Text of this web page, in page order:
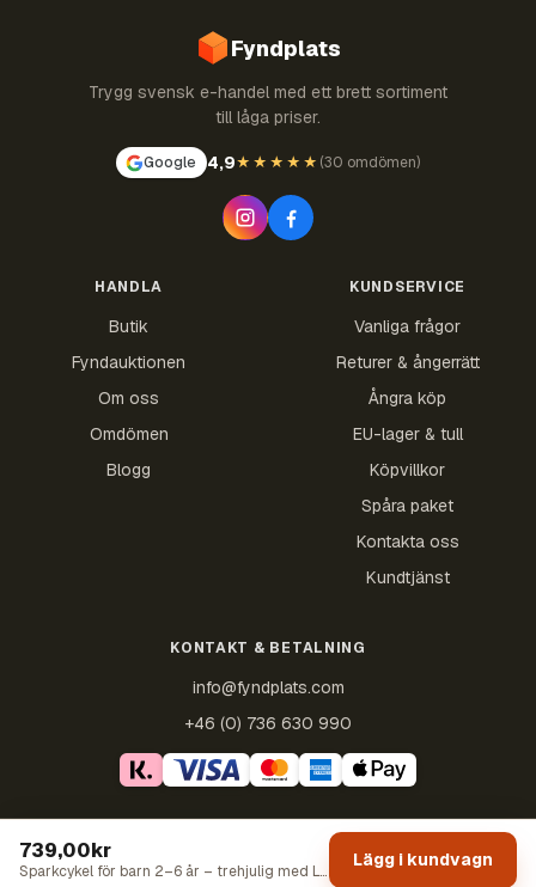
739,00kr
Sparkcykel för barn 2–6 år – trehjulig med LED-hjul, justerbar och hopfällbar
Lägg i kundvagn
Fyndplats
Trygg svensk e-handel med ett brett sortiment
till låga priser.
Google 4,9★★★★★ (30 omdömen)
HANDLA
Butik
Fyndauktionen
Om oss
Omdömen
Blogg
KUNDSERVICE
Vanliga frågor
Returer & ångerrätt
Ångra köp
EU-lager & tull
Köpvillkor
Spåra paket
Kontakta oss
Kundtjänst
KONTAKT & BETALNING
info@fyndplats.com
+46 (0) 736 630 990
©2021–2026 Fyndplats · Trygg svensk e-handel ·
Sekretesspolicy· Butikspolicyer